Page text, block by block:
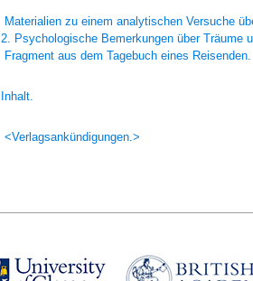
Materialien zu einem analytischen Versuche
2. Psychologische Bemerkungen über Träume
Fragment aus dem Tagebuch eines Reisenden.
Inhalt.
<Verlagsankündigungen.>